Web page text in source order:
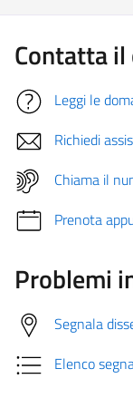
Contatta il
Leggi le
Richiedi
Chiama il
Prenota
Problemi
Segnala
Elenco